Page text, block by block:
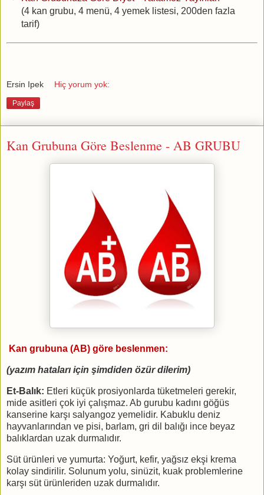
(4 kan grubu, 4 menü, 4 yemek listesi, 200den fazla
tarif)
Ersin Ipek Hiç yorum yok:
Paylaş
Kan Grubuna Göre Beslenme - AB GRUBU
Kan grubuna (AB) göre beslenmen:
(yazım hataları için şimdiden özür dilerim)
Et-Balık: Etleri küçük prosiyonlarda tüketmeleri gerekir,
mide asitleri çok iyi çalışmaz. Ab gurubu kadını göğüs
kanserine karşı salyangoz yemelidir. Kabuklu deniz
hayvanlarından ve pisi, barlam, gri dil balığı ince beyaz
balıklardan uzak durmalıdır.
Süt ürünleri ve yumurta: Yoğurt, kefir, yağsız ekşi krema
kolay sindirilir. Solunum yolu, sinüzit, kuak problemlerine
karşı süt ürünleriden uzak durmalıdır.